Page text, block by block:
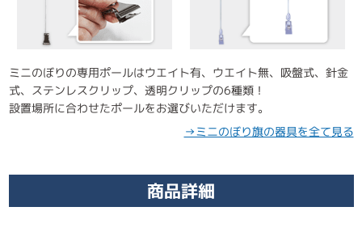
ミニのぼりの専用ポールはウエイト有、ウエイト無、吸盤式、針金
式、ステンレスクリップ、透明クリップの6種類！
設置場所に合わせたポールをお選びいただけます。
→ミニのぼり旗の器具を全て見る
商品詳細